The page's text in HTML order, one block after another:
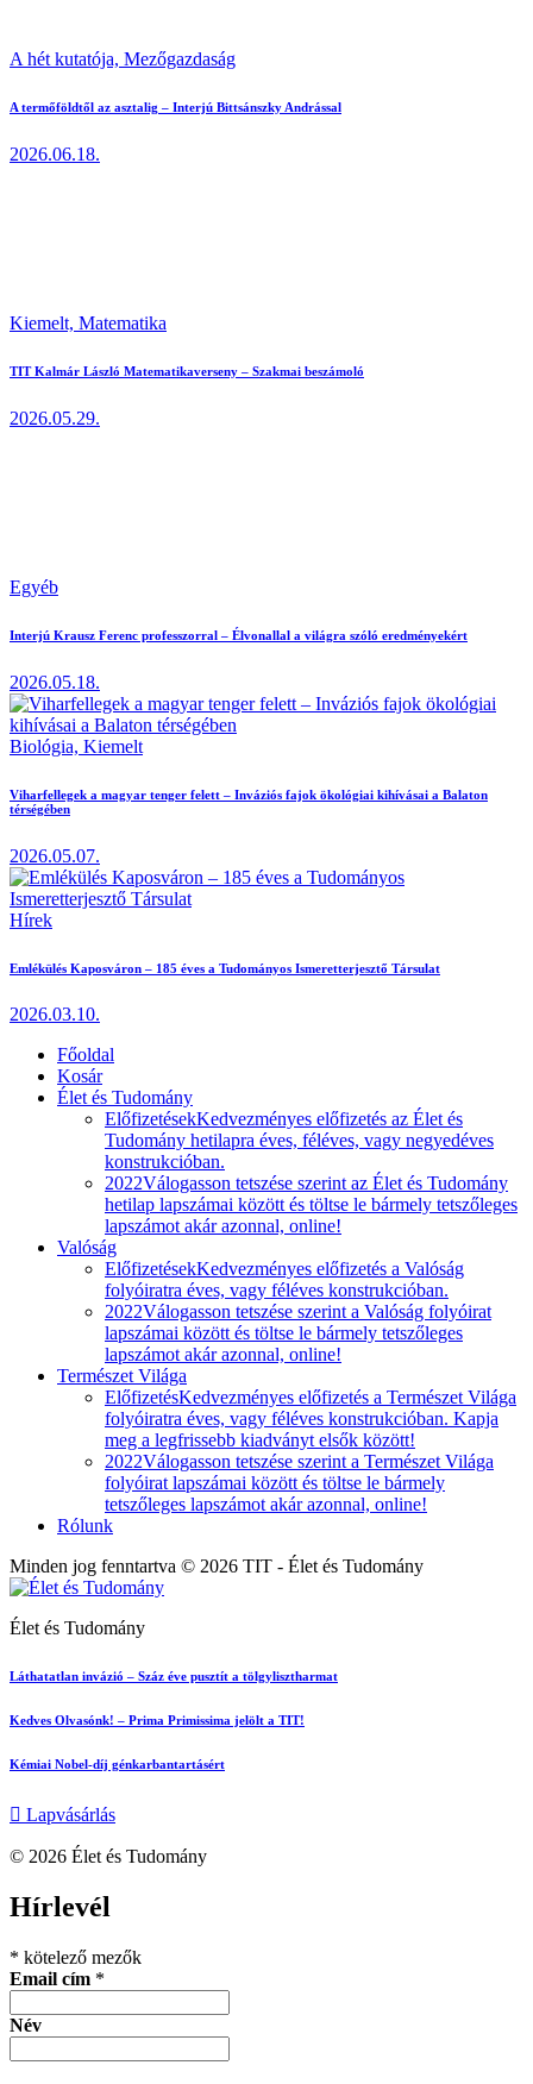
A hét kutatója, Mezőgazdaság
A termőföldtől az asztalig – Interjú Bittsánszky Andrással
2026.06.18.
Kiemelt, Matematika
TIT Kalmár László Matematikaverseny – Szakmai beszámoló
2026.05.29.
Egyéb
Interjú Krausz Ferenc professzorral – Élvonallal a világra szóló eredményekért
2026.05.18.
Biológia, Kiemelt
Viharfellegek a magyar tenger felett – Inváziós fajok ökológiai kihívásai a Balaton
térségében
2026.05.07.
Hírek
Emlékülés Kaposváron – 185 éves a Tudományos Ismeretterjesztő Társulat
2026.03.10.
Főoldal
Kosár
Élet és Tudomány
ElőfizetésekKedvezményes előfizetés az Élet és
Tudomány hetilapra éves, féléves, vagy negyedéves
konstrukcióban.
2022Válogasson tetszése szerint az Élet és Tudomány
hetilap lapszámai között és töltse le bármely tetszőleges
lapszámot akár azonnal, online!
Valóság
ElőfizetésekKedvezményes előfizetés a Valóság
folyóiratra éves, vagy féléves konstrukcióban.
2022Válogasson tetszése szerint a Valóság folyóirat
lapszámai között és töltse le bármely tetszőleges
lapszámot akár azonnal, online!
Természet Világa
ElőfizetésKedvezményes előfizetés a Természet Világa
folyóiratra éves, vagy féléves konstrukcióban. Kapja
meg a legfrissebb kiadványt elsők között!
2022Válogasson tetszése szerint a Természet Világa
folyóirat lapszámai között és töltse le bármely
tetszőleges lapszámot akár azonnal, online!
Rólunk
Minden jog fenntartva © 2026 TIT - Élet és Tudomány
Élet és Tudomány
Láthatatlan invázió – Száz éve pusztít a tölgylisztharmat
Kedves Olvasónk! – Prima Primissima jelölt a TIT!
Kémiai Nobel-díj génkarbantartásért
Lapvásárlás
© 2026 Élet és Tudomány
facebook-
1
youtube-
1
email
Hírlevél
* kötelező mezők
Email cím *
Név